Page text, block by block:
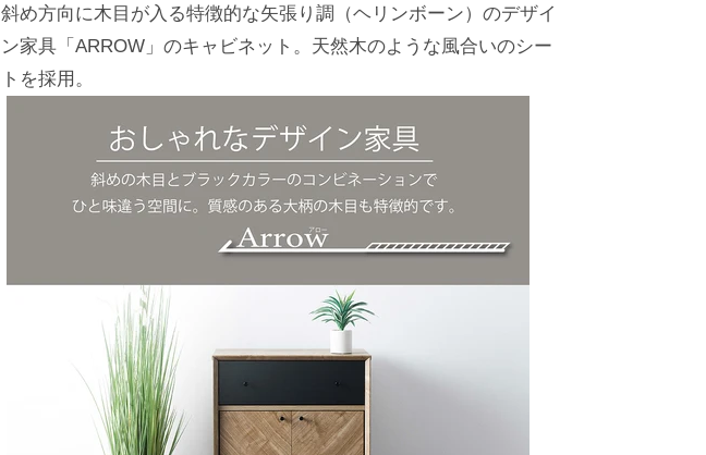
斜め方向に木目が入る特徴的な矢張り調（ヘリンボーン）のデザイ
ン家具「ARROW」のキャビネット。天然木のような風合いのシー
トを採用。